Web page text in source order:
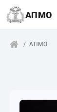
АПМО
АПМО